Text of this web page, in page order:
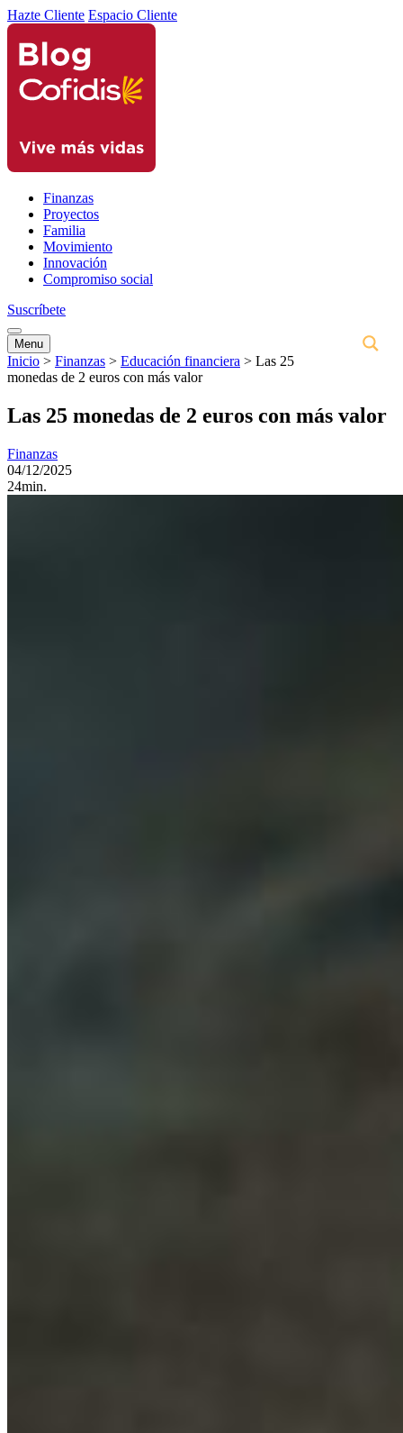
Hazte Cliente Espacio Cliente
Finanzas
Proyectos
Familia
Movimiento
Innovación
Compromiso social
Suscríbete
Menu
Inicio > Finanzas > Educación financiera > Las 25
monedas de 2 euros con más valor
Las 25 monedas de 2 euros con más valor
Finanzas
04/12/2025
24min.